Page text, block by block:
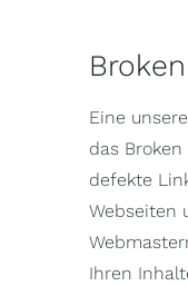
Eine
das
defekte
Webseiten
Ihren